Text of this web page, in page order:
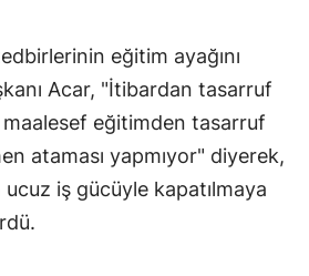
eğitim ayağını
Acar, "İtibardan tasarruf
eğitimden tasarruf
ataması yapmıyor" diyerek,
ucuz iş gücüyle kapatılmaya